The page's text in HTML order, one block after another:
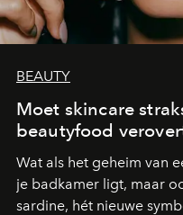
BEAUTY
Moet skincare
beautyfood
Wat als het geheim van
je badkamer ligt, maar
sardine, hét nieuwe